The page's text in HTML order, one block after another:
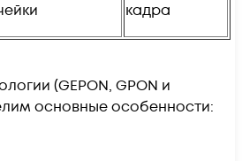
кадра
(GEPON, GPON и
основные особенности: